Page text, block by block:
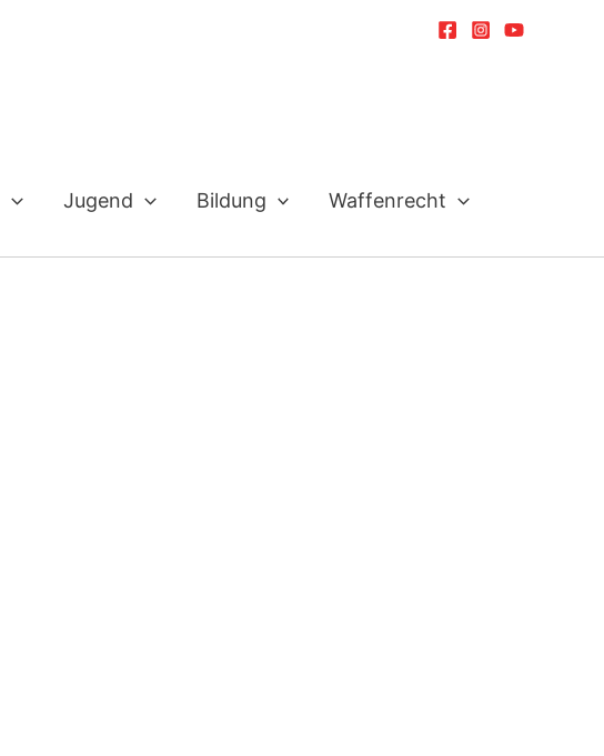
Jugend Bildung Waffenrecht